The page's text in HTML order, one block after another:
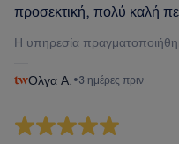
προσεκτική, πολύ καλή
Η υπηρεσία
Ολγα Α. •3 ημέρες πριν